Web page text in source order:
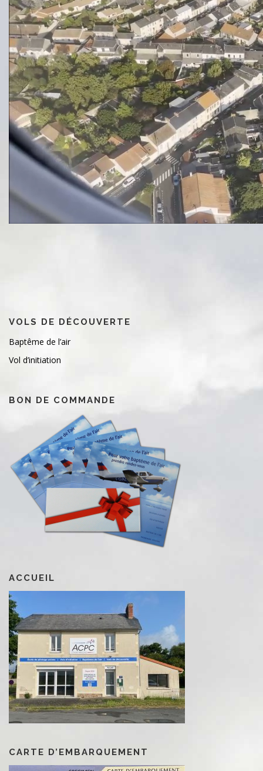
VOLS DE DÉCOUVERTE
Baptême de l’air
Vol d’initiation
BON DE COMMANDE
ACCUEIL
CARTE D’EMBARQUEMENT